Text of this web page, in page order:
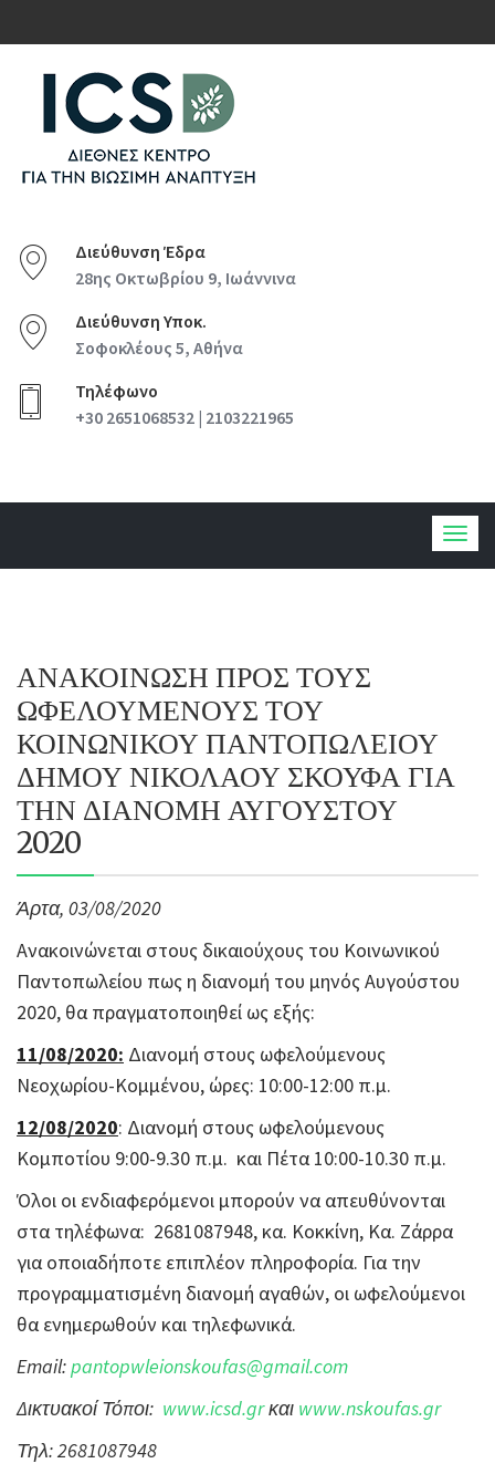
Διεύθυνση Έδρα
28ης Οκτωβρίου 9, Ιωάννινα
Διεύθυνση Υποκ.
Σοφοκλέους 5, Αθήνα
Τηλέφωνο
+30 2651068532 | 2103221965
ΑΝΑΚΟΙΝΩΣΗ ΠΡΟΣ ΤΟΥΣ
ΩΦΕΛΟΥΜΕΝΟΥΣ ΤΟΥ
ΚΟΙΝΩΝΙΚΟΥ ΠΑΝΤΟΠΩΛΕΙΟΥ
ΔΗΜΟΥ ΝΙΚΟΛΑΟΥ ΣΚΟΥΦΑ ΓΙΑ
ΤΗΝ ΔΙΑΝΟΜΗ ΑΥΓΟΥΣΤΟΥ
2020
Άρτα, 03/08/2020
Ανακοινώνεται στους δικαιούχους του Κοινωνικού
Παντοπωλείου πως η διανομή του μηνός Αυγούστου
2020, θα πραγματοποιηθεί ως εξής:
11/08/2020: Διανομή στους ωφελούμενους
Νεοχωρίου-Κομμένου, ώρες: 10:00-12:00 π.μ.
12/08/2020: Διανομή στους ωφελούμενους
Κομποτίου 9:00-9.30 π.μ. και Πέτα 10:00-10.30 π.μ.
Όλοι οι ενδιαφερόμενοι μπορούν να απευθύνονται
στα τηλέφωνα: 2681087948, κα. Κοκκίνη, Κα. Ζάρρα
για οποιαδήποτε επιπλέον πληροφορία. Για την
προγραμματισμένη διανομή αγαθών, οι ωφελούμενοι
θα ενημερωθούν και τηλεφωνικά.
Email:pantopwleionskoufas@gmail.com
Δικτυακοί Τόποι: www.icsd.grκαι www.nskoufas.gr
Τηλ: 2681087948